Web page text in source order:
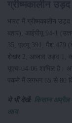
भारत में ग्रीष्मकालीन
बहार), आईपीयू 94-1
35, एलयू 391, मैश 479
शेखर 2, आजाद उड़द 1,
यूएच-04-06 शामिल है।
पकने में लगभग 65 से 80
ये भी देखें: किसान अप्रैल
आय